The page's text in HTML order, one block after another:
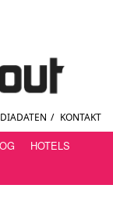
/ KONTAKT
HOTELS